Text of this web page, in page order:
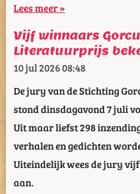
Lees meer »
Vijf winnaars
Literatuurprijs
10 jul 202608:48
De jury van de Stichting
stond dinsdagavond 7 juli
Uit maar liefst 298
verhalen en gedichten
Uiteindelijk wees de jury
aan.